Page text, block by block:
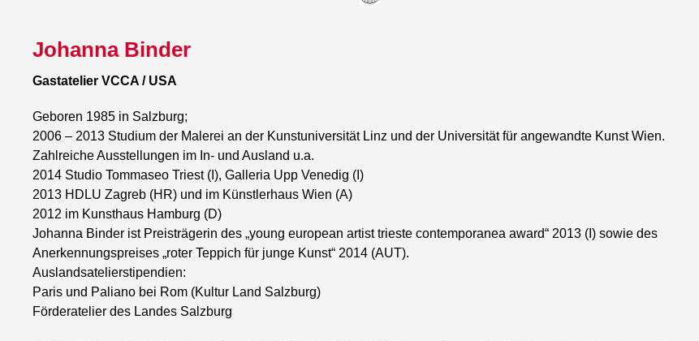
Johanna Binder
Gastatelier VCCA / USA
Geboren 1985 in Salzburg;
2006 – 2013 Studium der Malerei an der Kunstuniversität Linz und der Universität für angewandte Kunst Wien.
Zahlreiche Ausstellungen im In- und Ausland u.a.
2014 Studio Tommaseo Triest (I), Galleria Upp Venedig (I)
2013 HDLU Zagreb (HR) und im Künstlerhaus Wien (A)
2012 im Kunsthaus Hamburg (D)
Johanna Binder ist Preisträgerin des „young european artist trieste contemporanea award“ 2013 (I) sowie des
Anerkennungspreises „roter Teppich für junge Kunst“ 2014 (AUT).
Auslandsatelierstipendien:
Paris und Paliano bei Rom (Kultur Land Salzburg)
Förderatelier des Landes Salzburg